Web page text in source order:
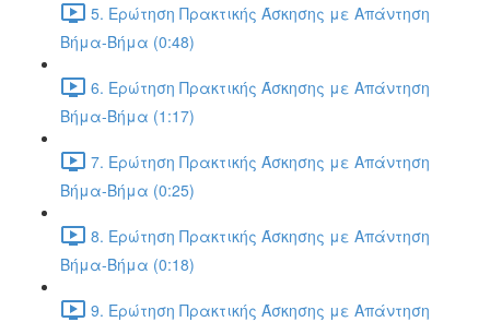
5. Ερώτηση Πρακτικής Άσκησης με Απάντηση
Βήμα-Βήμα (0:48)
6. Ερώτηση Πρακτικής Άσκησης με Απάντηση
Βήμα-Βήμα (1:17)
7. Ερώτηση Πρακτικής Άσκησης με Απάντηση
Βήμα-Βήμα (0:25)
8. Ερώτηση Πρακτικής Άσκησης με Απάντηση
Βήμα-Βήμα (0:18)
9. Ερώτηση Πρακτικής Άσκησης με Απάντηση